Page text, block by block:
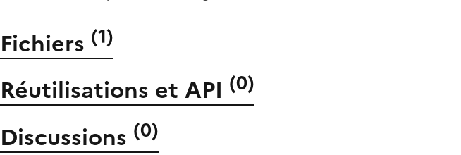
Fichiers (1)
Réutilisations et API (0)
Discussions (0)